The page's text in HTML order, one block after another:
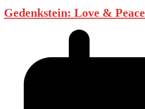
Gedenkstein: Love & Peace